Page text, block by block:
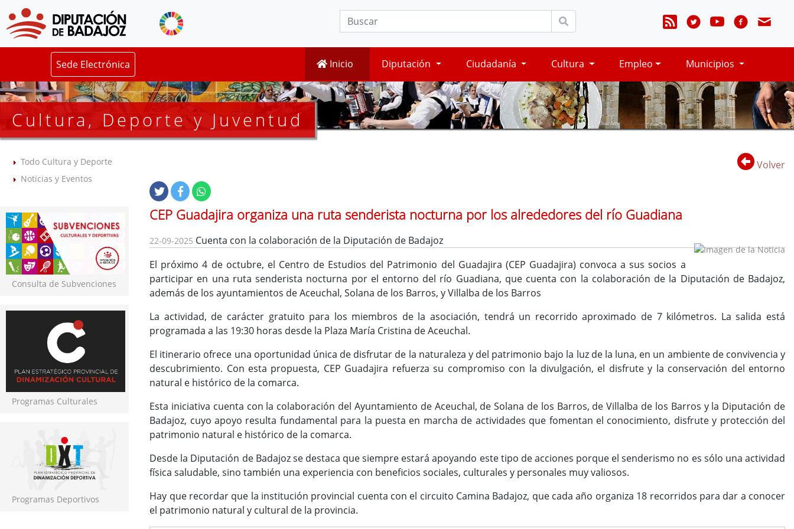
Sede Electrónica Inicio Diputación Ciudadanía Cultura Empleo Municipios
Cultura, Deporte y Juventud
Todo Cultura y Deporte
Noticias y Eventos
Consulta de Subvenciones
Programas Culturales
Programas Deportivos
Volver
CEP Guadajira organiza una ruta senderista nocturna por los alrededores del río Guadiana
22-09-2025 Cuenta con la colaboración de la Diputación de Badajoz
El próximo 4 de octubre, el Centro de Estudios del Patrimonio del Guadajira (CEP Guadajira) convoca a sus socios a
participar en una ruta senderista nocturna por el entorno del río Guadiana, que cuenta con la colaboración de la Diputación de Badajoz,
además de los ayuntamientos de Aceuchal, Solana de los Barros, y Villalba de los Barros
La actividad, de carácter gratuito para los miembros de la asociación, tendrá un recorrido aproximado de 7 kilómetros. La salida está
programada a las 19:30 horas desde la Plaza María Cristina de Aceuchal.
El itinerario ofrece una oportunidad única de disfrutar de la naturaleza y del patrimonio bajo la luz de la luna, en un ambiente de convivencia y
descubrimiento. Con esta propuesta, CEP Guadajira refuerza su compromiso con la divulgación, el disfrute y la conservación del entorno
natural e histórico de la comarca.
Esta iniciativa cuenta con la colaboración del Ayuntamiento de Aceuchal, de Solana de los Barros, de Villalba de los Barros y la Diputación de
Badajoz, cuyo apoyo resulta fundamental para la puesta en marcha de actividades que fomentan el conocimiento, disfrute y protección del
patrimonio natural e histórico de la comarca.
Desde la Diputación de Badajoz se destaca que siempre estará apoyando este tipo de acciones porque el senderismo no es sólo una actividad
física saludable, sino también una experiencia con beneficios sociales, culturales y personales muy valiosos.
Hay que recordar que la institución provincial cuenta con el circuito Camina Badajoz, que cada año organiza 18 recorridos para dar a conocer
el patrimonio natural y cultural de la provincia.